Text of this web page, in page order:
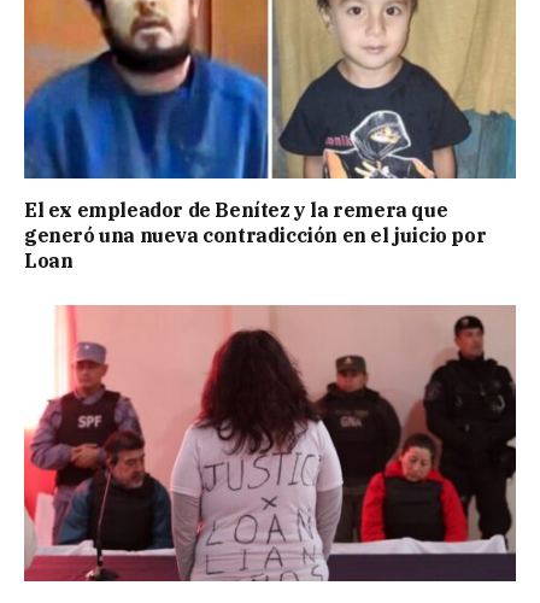
El ex empleador de Benítez y la remera que
generó una nueva contradicción en el juicio por
Loan